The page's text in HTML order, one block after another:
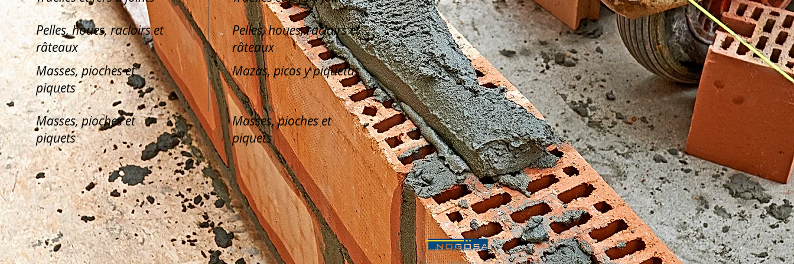
Pelles, houes, racloirs et
râteaux
Pelles, houes, racloirs et
râteaux
Masses, pioches et
piquets
Mazas, picos y piquetas
Masses, pioches et
piquets
Masses, pioches et
piquets
Avis légal